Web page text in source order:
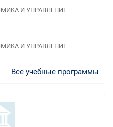
И УПРАВЛЕНИЕ
И УПРАВЛЕНИЕ
Все учебные программы